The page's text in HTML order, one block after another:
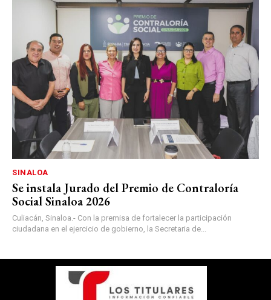
SINALOA
Se instala Jurado del Premio de Contraloría
Social Sinaloa 2026
Culiacán, Sinaloa.- Con la premisa de fortalecer la participación
ciudadana en el ejercicio de gobierno, la Secretaria de...